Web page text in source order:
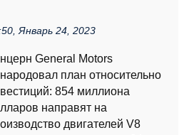
Январь 24, 2023
General Motors
план относительно
854 миллиона
направят на
двигателей V8